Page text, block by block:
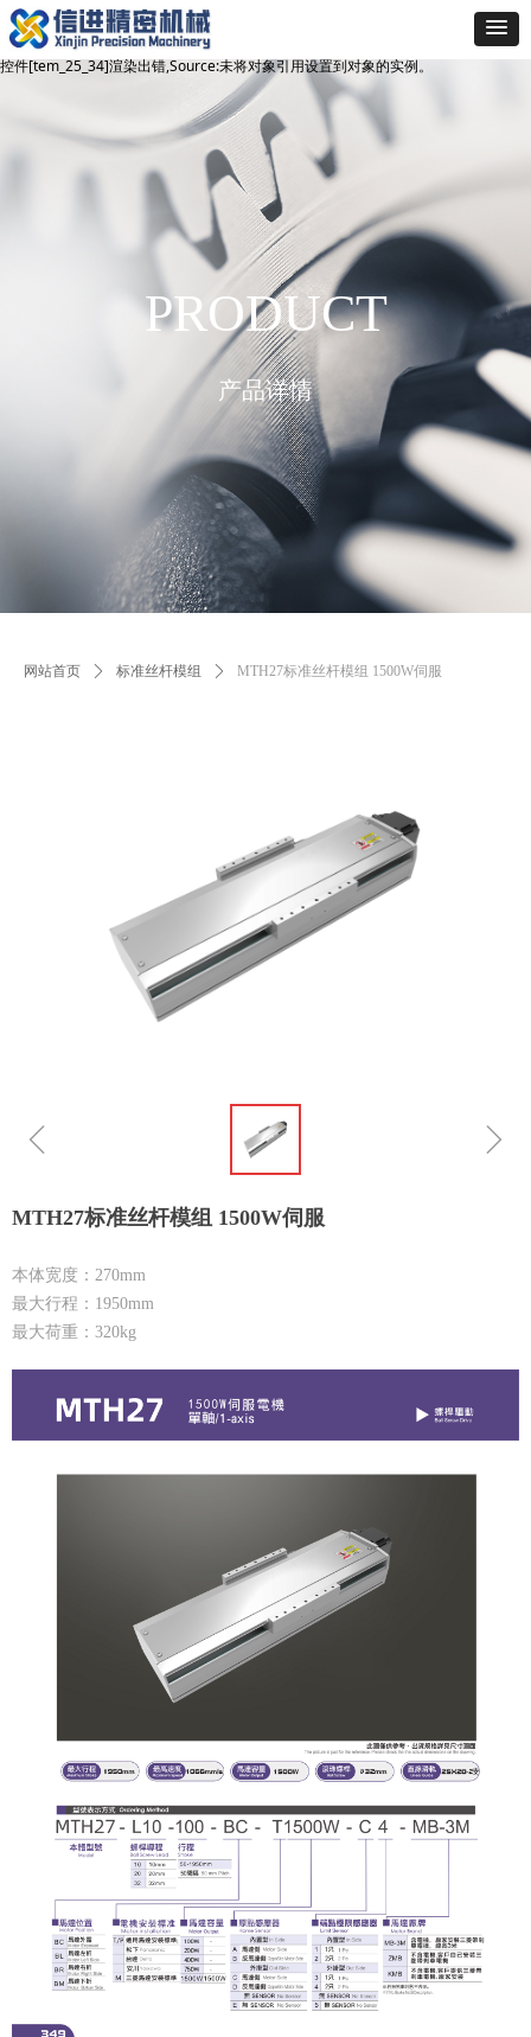
网站首页 ꄲ 标准丝杆模组 ꄲ MTH27标准丝杆模组 1500W伺服
ꁆ ꁇ
MTH27标准丝杆模组 1500W伺服
本体宽度：270mm
最大行程：1950mm
最大荷重：320kg
控件[tem_25_34]渲染出错,Source:未将对象引用设置到对象的实例。
PRODUCT
产品详情
控件[tem_25_34]渲染出错,Source:未将对象引用设置到对象的实例。